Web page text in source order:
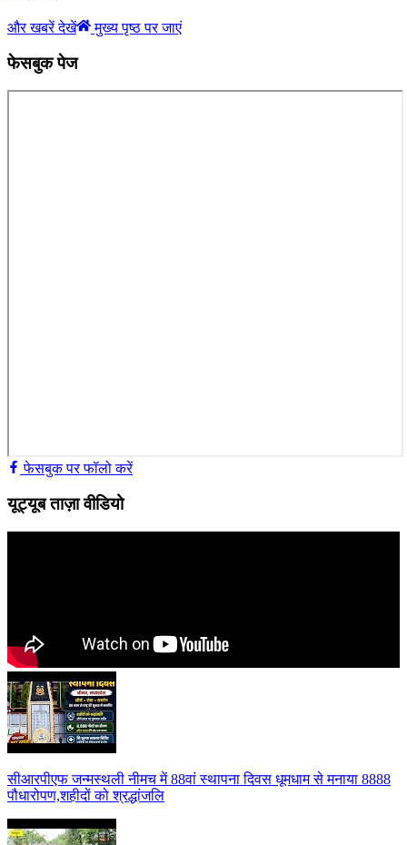
और खबरें देखें मुख्य पृष्ठ पर जाएं
फेसबुक पेज
फेसबुक पर फॉलो करें
यूट्यूब ताज़ा वीडियो
सीआरपीएफ जन्मस्थली नीमच में 88वां स्थापना दिवस धूमधाम से मनाया 8888
पौधारोपण,शहीदों को श्रद्धांजलि